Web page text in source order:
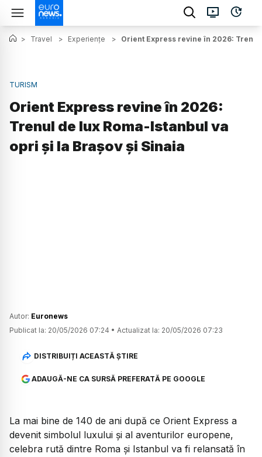
> Travel > Experiențe > Orient Express revine în 2026:
TURISM
Orient Express revine în 2026:
Trenul de lux Roma-Istanbul va
opri și la Brașov și Sinaia
Autor: Euronews
Publicat la: 20/05/2026 07:24 • Actualizat la: 20/05/2026 07:23
DISTRIBUIȚI ACEASTĂ ȘTIRE
ADAUGĂ-NE CA SURSĂ PREFERATĂ PE GOOGLE
La mai bine de 140 de ani după ce Orient Express a
devenit simbolul luxului și al aventurilor europene,
celebra rută dintre Roma și Istanbul va fi relansată în